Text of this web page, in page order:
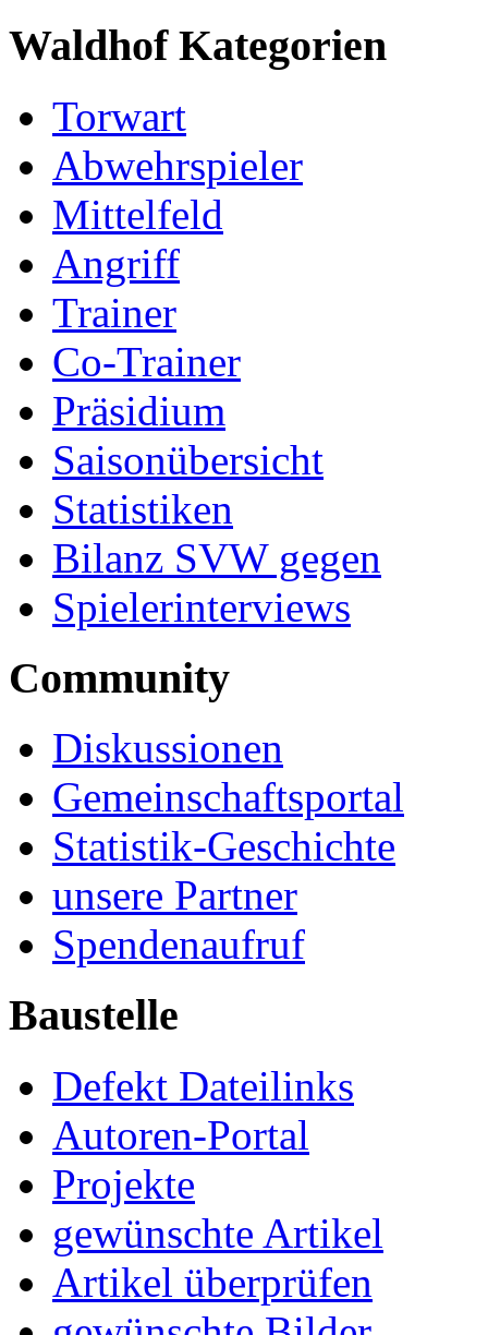
Waldhof Kategorien
Torwart
Abwehrspieler
Mittelfeld
Angriff
Trainer
Co-Trainer
Präsidium
Saisonübersicht
Statistiken
Bilanz SVW gegen
Spielerinterviews
Community
Diskussionen
Gemeinschaftsportal
Statistik-Geschichte
unsere Partner
Spendenaufruf
Baustelle
Defekt Dateilinks
Autoren-Portal
Projekte
gewünschte Artikel
Artikel überprüfen